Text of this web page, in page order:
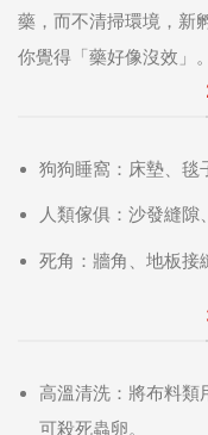
藥，而不清掃環境，新
你覺得「藥好像沒效」。
狗狗睡窩： 床墊、毯
人類傢俱：沙發縫隙
死角：牆角、地板接
高溫清洗： 將布料類
可殺死蟲卵。